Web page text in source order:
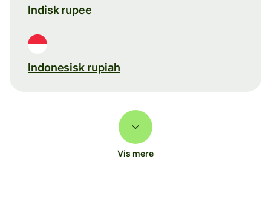
Indisk rupee
Indonesisk rupiah
Vis mere